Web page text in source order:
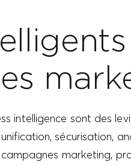
intelligence sont des
sécurisation,
marketing,